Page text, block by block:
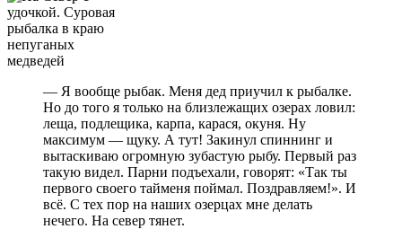
— Я вообще рыбак. Меня дед приучил к рыбалке.
Но до того я только на близлежащих озерах ловил:
леща, подлещика, карпа, карася, окуня. Ну
максимум — щуку. А тут! Закинул спиннинг и
вытаскиваю огромную зубастую рыбу. Первый раз
такую видел. Парни подъехали, говорят: «Так ты
первого своего тайменя поймал. Поздравляем!». И
всё. С тех пор на наших озерцах мне делать
нечего. На север тянет.